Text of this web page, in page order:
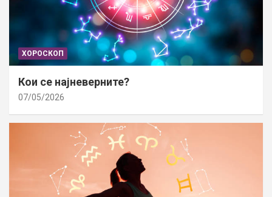
ХОРОСКОП
Кои се најневерните?
07/05/2026